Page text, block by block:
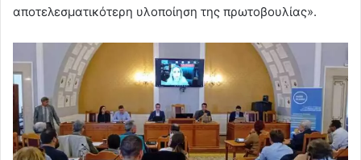
αποτελεσματικότερη υλοποίηση της πρωτοβουλίας».